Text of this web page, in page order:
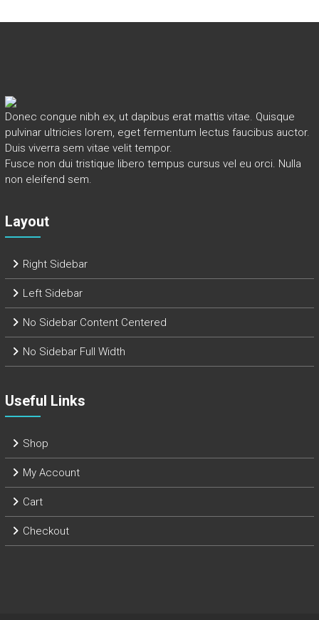
Donec congue nibh ex, ut dapibus erat mattis vitae. Quisque
pulvinar ultricies lorem, eget fermentum lectus faucibus auctor.
Duis viverra sem vitae velit tempor.
Fusce non dui tristique libero tempus cursus vel eu orci. Nulla
non eleifend sem.
Layout
Right Sidebar
Left Sidebar
No Sidebar Content Centered
No Sidebar Full Width
Useful Links
Shop
My Account
Cart
Checkout